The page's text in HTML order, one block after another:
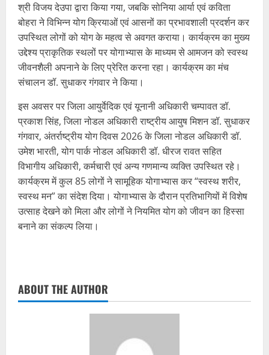
श्री विजय देउपा द्वारा किया गया, जबकि सोनिया आर्या एवं कविता
बोहरा ने विभिन्न योग क्रियाओं एवं आसनों का प्रभावशाली प्रदर्शन कर
उपस्थित लोगों को योग के महत्व से अवगत कराया। कार्यक्रम का मुख्य
उद्देश्य प्राकृतिक स्थलों पर योगाभ्यास के माध्यम से आमजन को स्वस्थ
जीवनशैली अपनाने के लिए प्रेरित करना रहा। कार्यक्रम का मंच
संचालन डॉ. सुधाकर गंगवार ने किया।
इस अवसर पर जिला आयुर्वेदिक एवं यूनानी अधिकारी चम्पावत डॉ.
प्रकाश सिंह, जिला नोडल अधिकारी राष्ट्रीय आयुष मिशन डॉ. सुधाकर
गंगवार, अंतर्राष्ट्रीय योग दिवस 2026 के जिला नोडल अधिकारी डॉ.
उमेश भारती, योग पार्क नोडल अधिकारी डॉ. धीरज रावत सहित
विभागीय अधिकारी, कर्मचारी एवं अन्य गणमान्य व्यक्ति उपस्थित रहे।
कार्यक्रम में कुल 85 लोगों ने सामूहिक योगाभ्यास कर “स्वस्थ शरीर,
स्वस्थ मन” का संदेश दिया। योगाभ्यास के दौरान प्रतिभागियों में विशेष
उत्साह देखने को मिला और लोगों ने नियमित योग को जीवन का हिस्सा
बनाने का संकल्प लिया।
ABOUT THE AUTHOR